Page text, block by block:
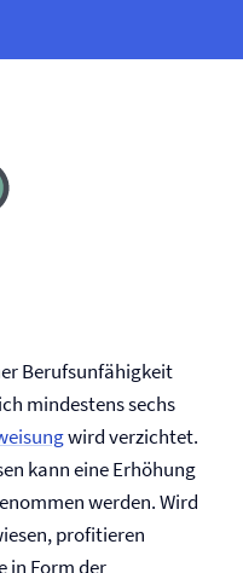
Berufs­unfähigkeit
mindestens sechs
wird verzichtet.
kann eine Erhöhung
werden. Wird
profitieren
in Form der